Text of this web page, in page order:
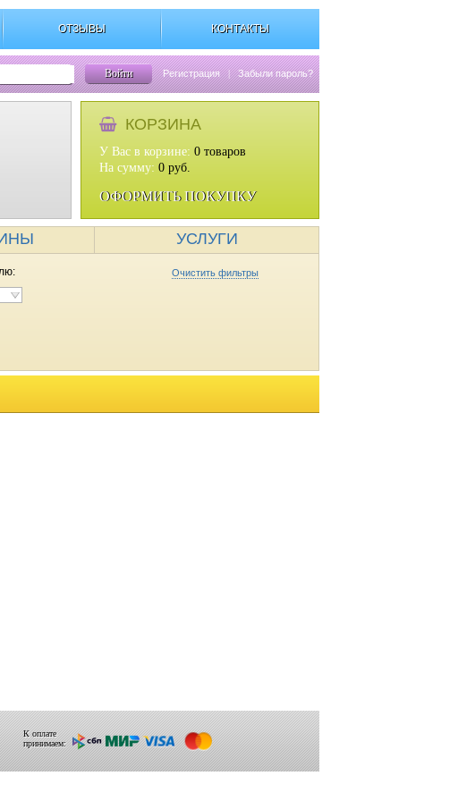
ОТЗЫВЫ КОНТАКТЫ
Войти Регистрация | Забыли пароль?
КОРЗИНА
У Вас в корзине: 0 товаров
На сумму: 0 руб.
ОФОРМИТЬ ПОКУПКУ
УСЛУГИ
Очистить фильтры
К оплате
принимаем: